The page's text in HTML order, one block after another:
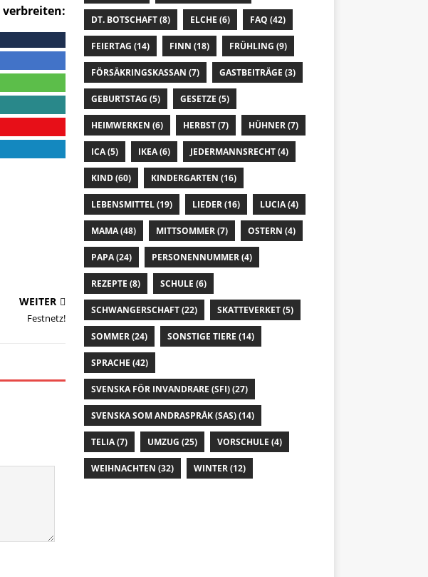
verbreiten:
WEITER
Festnetz!
DT. BOTSCHAFT(8) ELCHE (6) FAQ (42)
FEIERTAG (14) FINN (18) FRÜHLING (9)
FÖRSÄKRINGSKASSAN (7) GASTBEITRÄGE (3)
GEBURTSTAG (5) GESETZE (5)
HEIMWERKEN (6) HERBST(7) HÜHNER(7)
ICA(5) IKEA(6) JEDERMANNSRECHT(4)
KIND(60) KINDERGARTEN (16)
LEBENSMITTEL(19) LIEDER(16) LUCIA(4)
MAMA(48) MITTSOMMER(7) OSTERN (4)
PAPA(24) PERSONENNUMMER(4)
REZEPTE (8) SCHULE (6)
SCHWANGERSCHAFT(22) SKATTEVERKET(5)
SOMMER(24) SONSTIGE TIERE (14)
SPRACHE (42)
SVENSKA FÖR INVANDRARE (SFI)(27)
SVENSKA SOM ANDRASPRÅK (SAS)(14)
TELIA(7) UMZUG (25) VORSCHULE (4)
WEIHNACHTEN (32) WINTER(12)